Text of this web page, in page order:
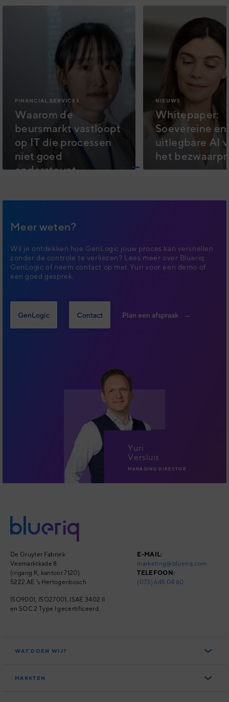
FINANCIAL SERVICES
Waarom de
beursmarkt vastloopt
op IT die processen
niet goed
ondersteunt
NIEUWS
Whitepaper:
Soevereine en
uitlegbare AI
het
Meer weten?
Wil je ontdekken hoe GenLogic jouw proces kan versnellen
zonder de controle te verliezen? Lees meer over Blueriq
GenLogic of neem contact op met Yuri voor een demo of
een goed gesprek.
GenLogic Contact Plan een afspraak
Yuri
Versluis
MANAGING DIRECTOR
De Gruyter Fabriek
Veemarktkade 8
(ingang K, kantoor 7120)
5222 AE 's Hertogenbosch
ISO9001, ISO27001, ISAE 3402 II
en SOC 2 Type Igecertificeerd
E-MAIL:
marketing@blueriq.com
TELEFOON:
(073) 645 04 60
WAT DOEN WIJ?
Blueriq Cloud
MARKTEN